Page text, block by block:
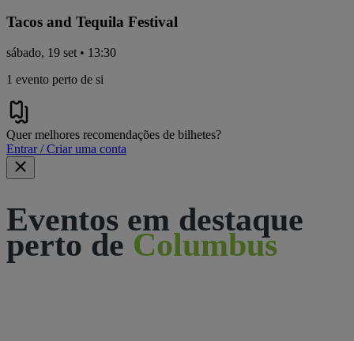
Tacos and Tequila Festival
sábado, 19 set • 13:30
1 evento perto de si
Quer melhores recomendações de bilhetes?
Entrar / Criar uma conta
Eventos em destaque
perto de Columbus